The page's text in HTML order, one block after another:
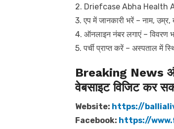
2. Driefcase Abha Health
3. एप में जानकारी भरें – नाम,
4. ऑनलाइन नंबर लगाएं – विवरण
5. पर्ची प्राप्त करें – अस्पताल में
Breaking News और
वेबसाइट विजिट कर
Website: https://
Facebook: https://